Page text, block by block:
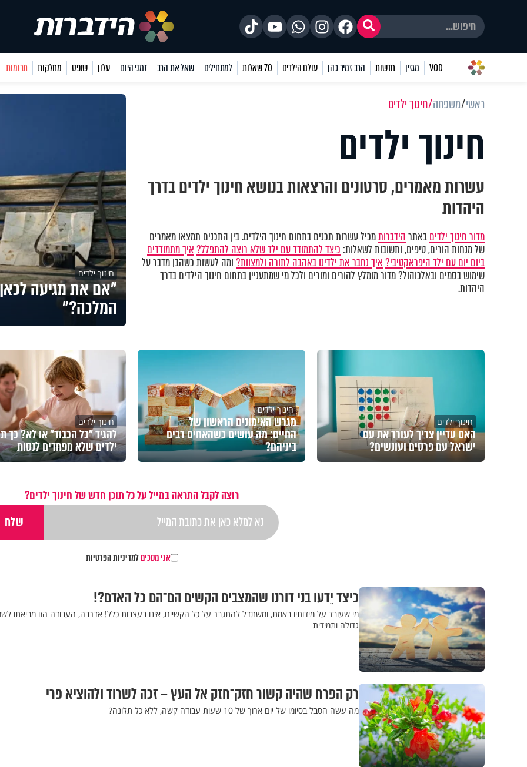
VOD מגזין חדשות הרב זמיר כהן עולם הילדים 70 שאלות למתחילים שאל את הרב זמני היום עלון שופס מחלקות תרומות
ראשי משפחה חינוך ילדים
חינוך ילדים
עשרות מאמרים, סרטונים והרצאות בנושא חינוך ילדים בדרך
היהדות
מדור חינוך ילדיםבאתרהידברותמכיל עשרות תכנים בתחום חינוך הילדים. בין התכנים תמצאו מאמרים
של מנחות הורים, טיפים, ותשובות לשאלות: כיצד להתמודד עם ילד שלא רוצה להתפלל?איך מתמודדים
ביום יום עם ילד היפראקטיבי?איך נחבר את ילדינו באהבה לתורה ולמצוות?ומה לעשות כשהבן מדבר על
שימוש בסמים ובאלכוהול? מדור מומלץ להורים ומורים ולכל מי שמתעניין בתחום חינוך הילדים בדרך
היהדות.
חינוך ילדים
"אם את מגיעה
המלכה?"
חינוך ילדים
האם עדיין צריך לעורר את עם
ישראל עם פרסים ועונשים?
חינוך ילדים
מגרש האימונים הראשון של
החיים: מה עושים כשהאחים רבים
ביניהם?
חינוך ילדים
להגיד "כל הכבוד" או לא? כך
ילדים שלא מפחדים לנסות
רוצה לקבל התראה במייל על כל תוכן חדש של חינוך ילדים?
אני מסכיםלמדיניות הפרטיות
כיצד יֵדעו בני דורנו שהמצבים הקשים הם־הם כל האדם?!
מי שעובד על מידותיו באמת, ומשתדל להתגבר על כל הקשיים, אינו בעצבות כלל! אדרבה, העבודה הזו מביאתו
גדולה ותמידית
רק הפרח שהיה קשור חזק־חזק אל העץ – זכה לשרוד ולהוציא פרי
מה עשה הסבל בסיומו של יום ארוך של 10 שעות עבודה קשה, ללא כל תלונה?